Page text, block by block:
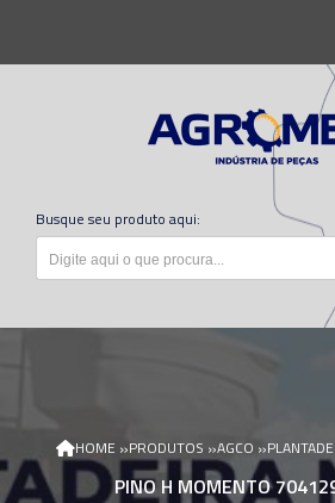
Busque seu produto aqui:
HOME »PRODUTOS »AGCO »
PINO H MOMENTO